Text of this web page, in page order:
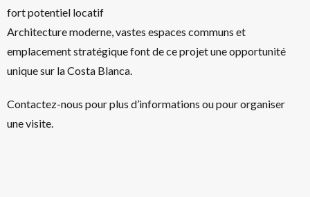
fort potentiel locatif
Architecture moderne, vastes espaces communs et
emplacement stratégique font de ce projet une opportunité
unique sur la Costa Blanca.
Contactez-nous pour plus d’informations ou pour organiser
une visite.